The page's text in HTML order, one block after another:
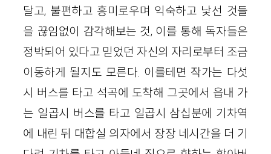
달고, 불편하고 흥미로우며 익숙하고 낯선 것들
을 끊임없이 감각해보는 것, 이를 통해 독자들은
정박되어 있다고 믿었던 자신의 자리로부터 조금
이동하게 될지도 모른다. 이를테면 작가는 다섯
시 버스를 타고 석곡에 도착해 그곳에서 읍내 가
는 일곱시 버스를 타고 일곱시 삼십분에 기차역
에 내린 뒤 대합실 의자에서 장장 네시간을 더 기